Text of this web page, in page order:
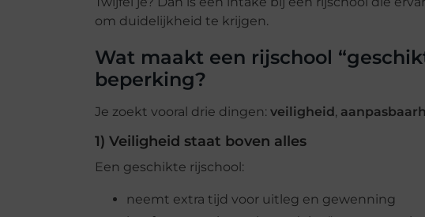
om duidelijkheid te krijgen.
Wat maakt een rijschool
beperking?
Je zoekt vooral drie dingen: veiligheid,
1) Veiligheid staat boven alles
Een geschikte rijschool:
neemt extra tijd voor uitleg en gewenning